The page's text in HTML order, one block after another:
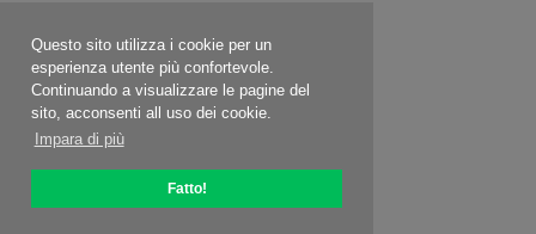
Questo sito utilizza i cookie per un
esperienza utente più confortevole.
Continuando a visualizzare le pagine del
sito, acconsenti all uso dei cookie.
Impara di più
Fatto!